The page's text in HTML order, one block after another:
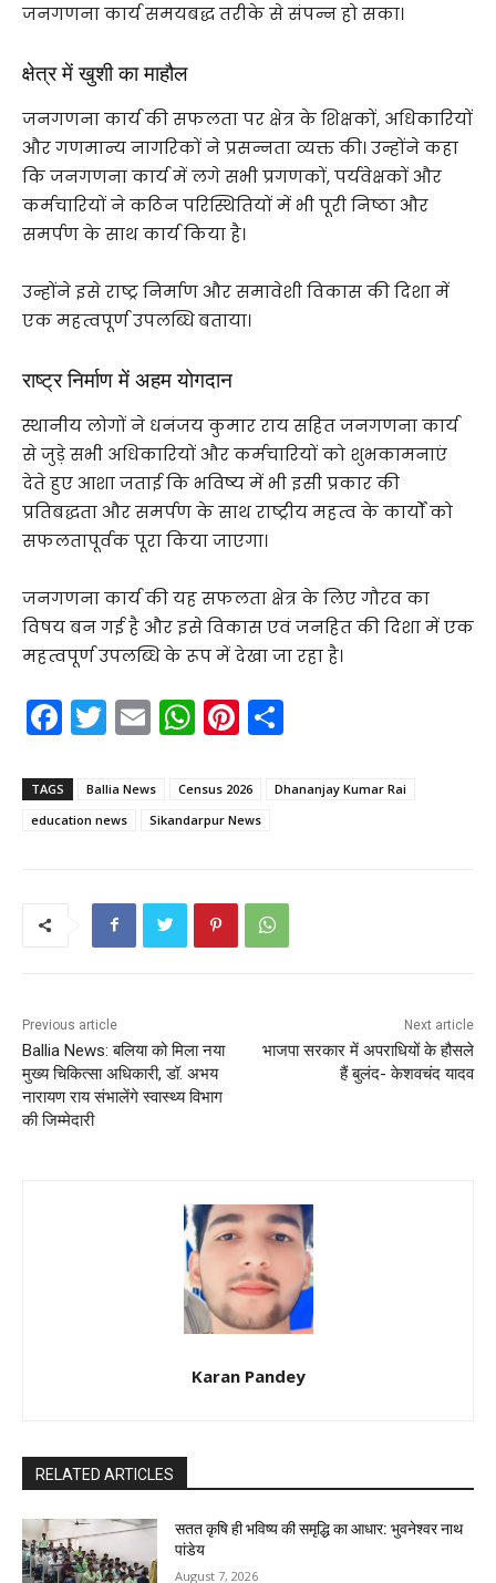
जनगणना कार्य समयबद्ध तरीके से संपन्न हो सका।
क्षेत्र में खुशी का माहौल
जनगणना कार्य की सफलता पर क्षेत्र के शिक्षकों, अधिकारियों
और गणमान्य नागरिकों ने प्रसन्नता व्यक्त की। उन्होंने कहा
कि जनगणना कार्य में लगे सभी प्रगणकों, पर्यवेक्षकों और
कर्मचारियों ने कठिन परिस्थितियों में भी पूरी निष्ठा और
समर्पण के साथ कार्य किया है।
उन्होंने इसे राष्ट्र निर्माण और समावेशी विकास की दिशा में
एक महत्वपूर्ण उपलब्धि बताया।
राष्ट्र निर्माण में अहम योगदान
स्थानीय लोगों ने धनंजय कुमार राय सहित जनगणना कार्य
से जुड़े सभी अधिकारियों और कर्मचारियों को शुभकामनाएं
देते हुए आशा जताई कि भविष्य में भी इसी प्रकार की
प्रतिबद्धता और समर्पण के साथ राष्ट्रीय महत्व के कार्यों को
सफलतापूर्वक पूरा किया जाएगा।
जनगणना कार्य की यह सफलता क्षेत्र के लिए गौरव का
विषय बन गई है और इसे विकास एवं जनहित की दिशा में एक
महत्वपूर्ण उपलब्धि के रूप में देखा जा रहा है।
F
a
c
e
T
w
itt
er
E
m
ai
l
W
h
a
ts
p
p
Pi
nt
er
e
ar
TAGS Ballia News Census 2026
Dhananjay Kumar Rai
education news
Sikandarpur News
Previous article
Ballia News: बलिया को मिला नया
मुख्य चिकित्सा अधिकारी, डॉ. अभय
नारायण राय संभालेंगे स्वास्थ्य विभाग
की जिम्मेदारी
Next article
भाजपा सरकार में अपराधियों के हौसले
हैं बुलंद- केशवचंद यादव
Karan Pandey
RELATED ARTICLES
सतत कृषि ही भविष्य की समृद्धि का आधार: भुवनेश्वर नाथ
पांडेय
August 7, 2026